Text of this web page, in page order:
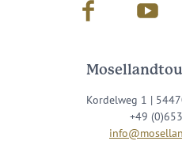
Facebook Youtube
Kordelweg 1 |
+49